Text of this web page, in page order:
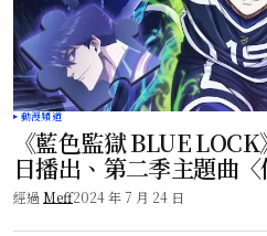
動漫頻道
《藍色監獄 BLUE
日播出、第二季主題曲
經過 Meff2024 年 7 月 24 日